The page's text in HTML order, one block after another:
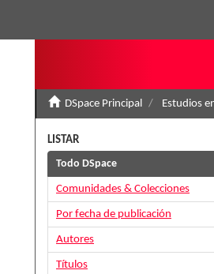
DSpace Principal Estudios
LISTAR
Todo DSpace
Comunidades & Colecciones
Por fecha de publicación
Autores
Títulos